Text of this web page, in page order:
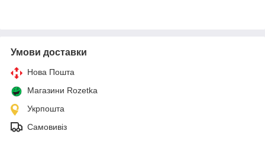
Умови доставки
Нова Пошта
Магазини Rozetka
Укрпошта
Самовивіз